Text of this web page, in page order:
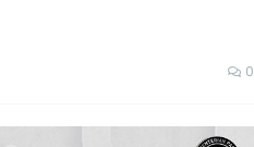
0